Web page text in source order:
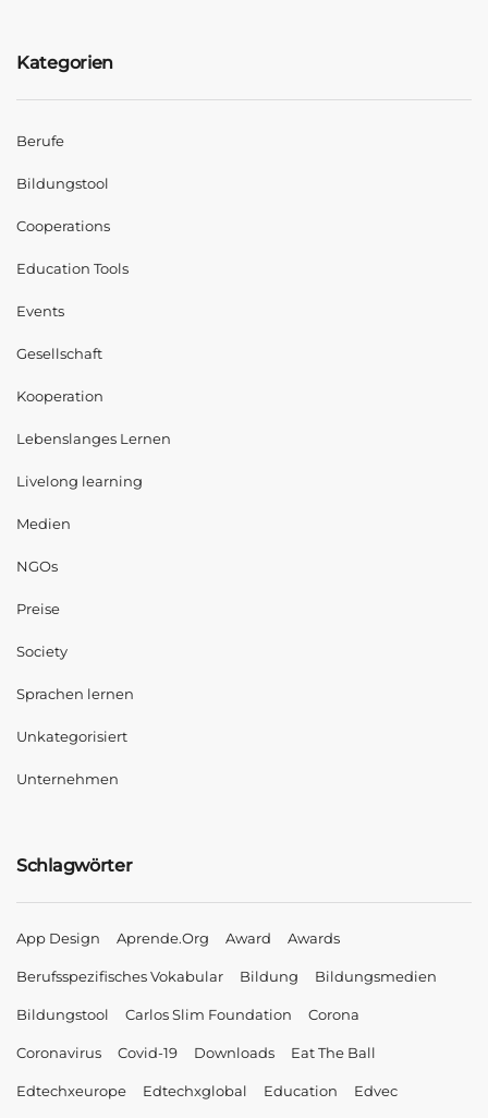
Kategorien
Berufe
Bildungstool
Cooperations
Education Tools
Events
Gesellschaft
Kooperation
Lebenslanges Lernen
Livelong learning
Medien
NGOs
Preise
Society
Sprachen lernen
Unkategorisiert
Unternehmen
Schlagwörter
App Design Aprende.org Award Awards
Berufsspezifisches Vokabular Bildung Bildungsmedien
Bildungstool Carlos Slim Foundation Corona
Coronavirus Covid-19 Downloads Eat The Ball
Edtechxeurope Edtechxglobal Education Edvec